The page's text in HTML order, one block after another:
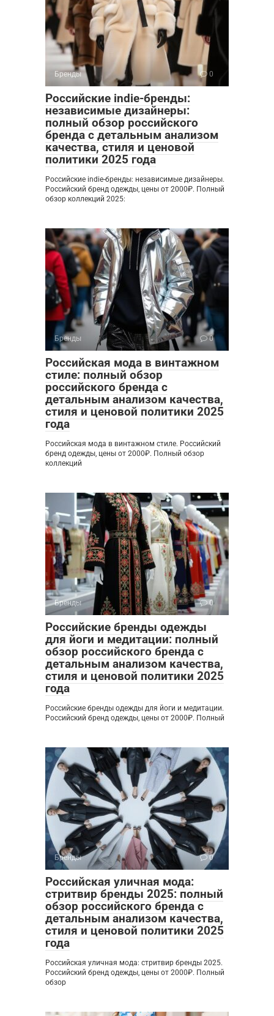
Бренды 0
Российские indie-бренды:
независимые дизайнеры:
полный обзор российского
бренда с детальным анализом
качества, стиля и ценовой
политики 2025 года
Российские indie-бренды: независимые дизайнеры.
Российский бренд одежды, цены от 2000₽. Полный
обзор коллекций 2025:
Бренды 0
Российская мода в винтажном
стиле: полный обзор
российского бренда с
детальным анализом качества,
стиля и ценовой политики 2025
года
Российская мода в винтажном стиле. Российский
бренд одежды, цены от 2000₽. Полный обзор
коллекций
Бренды 0
Российские бренды одежды
для йоги и медитации: полный
обзор российского бренда с
детальным анализом качества,
стиля и ценовой политики 2025
года
Российские бренды одежды для йоги и медитации.
Российский бренд одежды, цены от 2000₽. Полный
Бренды 0
Российская уличная мода:
стритвир бренды 2025: полный
обзор российского бренда с
детальным анализом качества,
стиля и ценовой политики 2025
года
Российская уличная мода: стритвир бренды 2025.
Российский бренд одежды, цены от 2000₽. Полный
обзор